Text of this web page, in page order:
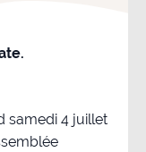
samedi 4 juillet